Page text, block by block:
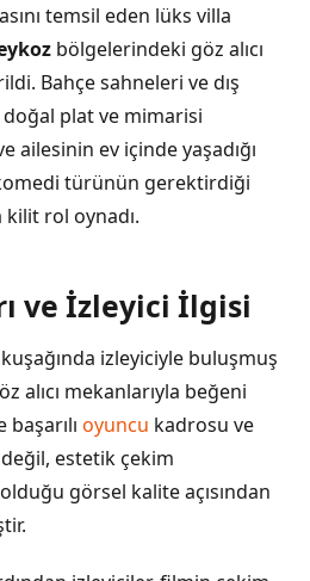
temsil eden lüks villa
bölgelerindeki göz alıcı
Bahçe sahneleri ve dış
plat ve mimarisi
ailesinin ev içinde yaşadığı
türünün gerektirdiği
rol oynadı.
ve İzleyici İlgisi
kuşağında izleyiciyle buluşmuş
alıcı mekanlarıyla beğeni
başarılı oyuncu kadrosu ve
estetik çekim
görsel kalite açısından